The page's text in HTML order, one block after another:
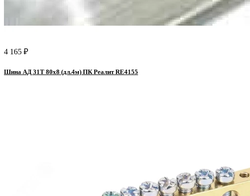
4 165 ₽
Шина АД 31Т 80х8 (дл.4м) ПК Реалит RE4155